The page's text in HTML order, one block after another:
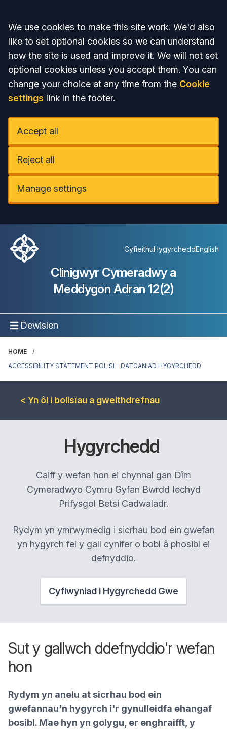
Accept all
We use cookies to make this site work. We'd also
like to set optional cookies so we can understand
how the site is used and improve it. We will not set
optional cookies unless you accept them. You can
change your choice at any time from the Cookie
settings link in the footer.
Accept all
Reject all
Manage settings
CyfieithuHygyrcheddEnglish
Clinigwyr Cymeradwy a
Meddygon Adran 12(2)
Dewislen
HOME
ACCESSIBILITY STATEMENT POLISI - DATGANIAD HYGYRCHEDD
< Yn ôl i bolisïau a gweithdrefnau
Hygyrchedd
Caiff y wefan hon ei chynnal gan Dîm
Cymeradwyo Cymru Gyfan Bwrdd Iechyd
Prifysgol Betsi Cadwaladr.
Rydym yn ymrwymedig i sicrhau bod ein gwefan
yn hygyrch fel y gall cynifer o bobl â phosibl ei
defnyddio.
Cyflwyniad i Hygyrchedd Gwe
Sut y gallwch ddefnyddio'r wefan
hon
Rydym yn anelu at sicrhau bod ein
gwefannau'n hygyrch i'r gynulleidfa ehangaf
bosibl. Mae hyn yn golygu, er enghraifft, y